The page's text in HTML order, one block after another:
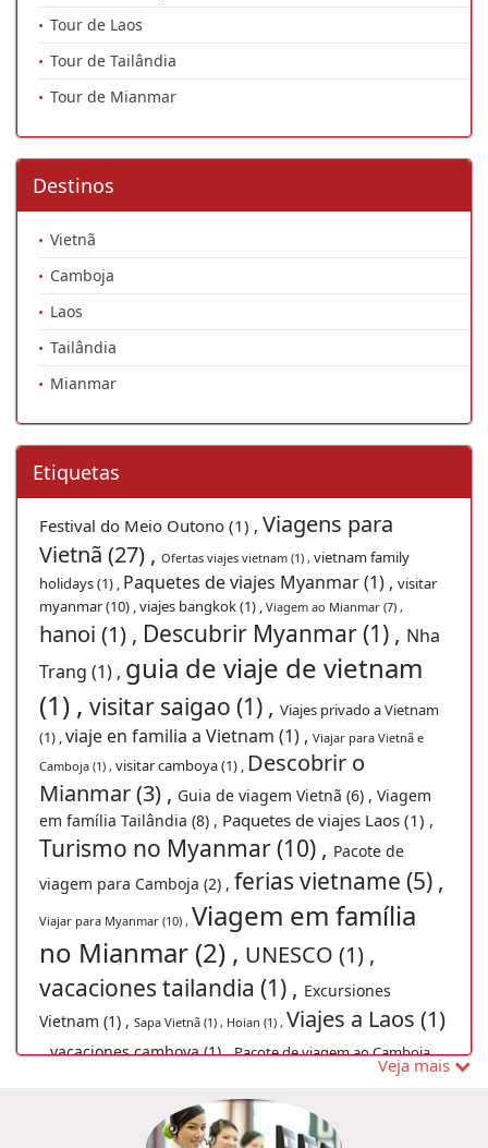
Tour de Laos
Tour de Tailândia
Tour de Mianmar
Destinos
Vietnã
Camboja
Laos
Tailândia
Mianmar
Etiquetas
Festival do Meio Outono (1) , Viagens para
Vietnã (27) , Ofertas viajes vietnam (1) , vietnam family
holidays (1) , Paquetes de viajes Myanmar (1) , visitar
myanmar (10) ,viajes bangkok (1) , Viagem ao Mianmar (7) ,
hanoi (1) , Descubrir Myanmar (1) , Nha
Trang (1) , guia de viaje de vietnam
(1) , visitar saigao (1) , Viajes privado a Vietnam
(1) ,viaje en familia a Vietnam (1) , Viajar para Vietnã e
Camboja (1) , visitar camboya (1) , Descobrir o
Mianmar (3) , Guia de viagem Vietnã (6) , Viagem
em família Tailândia (8) , Paquetes de viajes Laos (1) ,
Turismo no Myanmar (10) , Pacote de
viagem para Camboja (2) , ferias vietname (5) ,
Viajar para Myanmar (10) , Viagem em família
no Mianmar (2) , UNESCO (1) ,
vacaciones tailandia (1) , Excursiones
Vietnam (1) , Sapa Vietnã (1) , Hoian (1) , Viajes a Laos (1)
,vacaciones camboya (1) ,Pacote de viagem ao Camboja
Viagem barata para
Indochina (1) , Vistar Vietnam (1) ,
Veja mais